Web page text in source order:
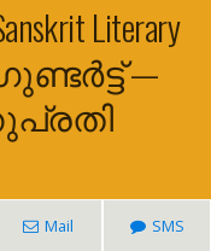
Literary
—
Mail SMS